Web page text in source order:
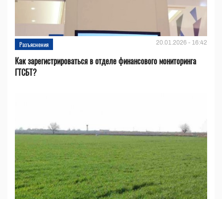
Разъяснения 20.01.2026 - 16:42
Как зарегистрироваться в отделе финансового мониторинга
ГТСБТ?